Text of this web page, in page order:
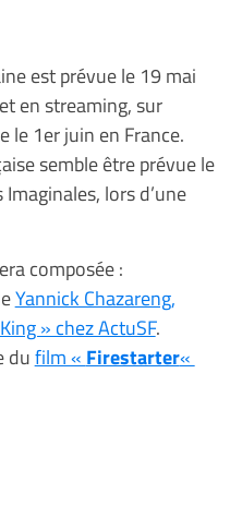
est prévue le 19 mai
en streaming, sur
le 1er juin en France.
semble être prévue le
lors d’une
composée :
Yannick Chazareng,
» chez ActuSF.
dufilm « Firestarter«